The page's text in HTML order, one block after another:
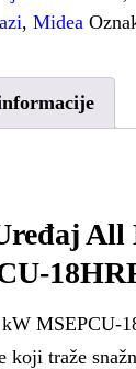
, Midea
All
MSEPCU-
koji traže